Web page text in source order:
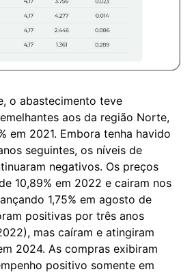
o abastecimento teve
aos da região Norte,
em 2021. Embora tenha havido
seguintes, os níveis de
negativos. Os preços
10,89% em 2022 e cairam nos
1,75% em agosto de
positivas por três anos
mas caíram e atingiram
2024. As compras exibiram
positivo somente em